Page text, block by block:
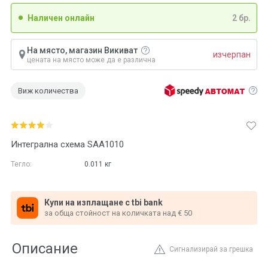
Интегрална схема SAA1010
Тегло: 0.011 кг
Купи на изплащане с tbi bank
за обща стойност на количката над € 50
Наличен онлайн 2 бр.
На място, магазин Викиват
цената на място може да е различна
изчерпан
Виж количества
Сигнализирай за грешка
Описание